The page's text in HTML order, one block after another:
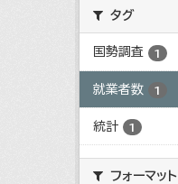
タグ
国勢調査 1
就業者数 1
統計 1
フォーマット